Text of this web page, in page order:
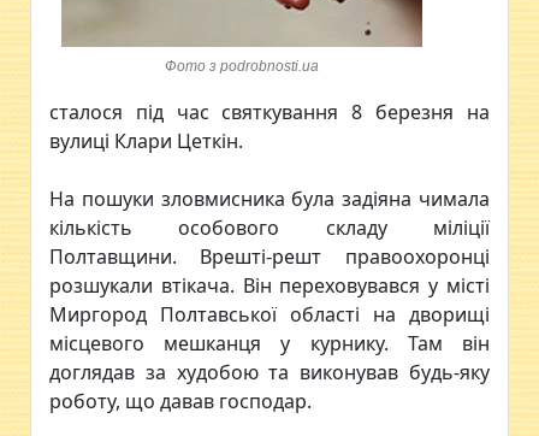
Фото з podrobnosti.ua
сталося під час святкування 8 березня на
вулиці Клари Цеткін.
На пошуки зловмисника була задіяна чимала
кількість особового складу міліції
Полтавщини. Врешті-решт правоохоронці
розшукали втікача. Він переховувався у місті
Миргород Полтавської області на дворищі
місцевого мешканця у курнику. Там він
доглядав за худобою та виконував будь-яку
роботу, що давав господар.